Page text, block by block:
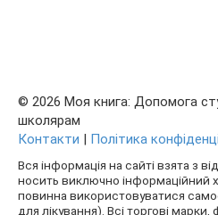
© 2026 Моя книга: Допомога
школярам
Контакти | Політика
Вся інформація на сайті взята з
носить виключно інформаційний
повинна використовуватися
для лікування). Всі торгові марки,